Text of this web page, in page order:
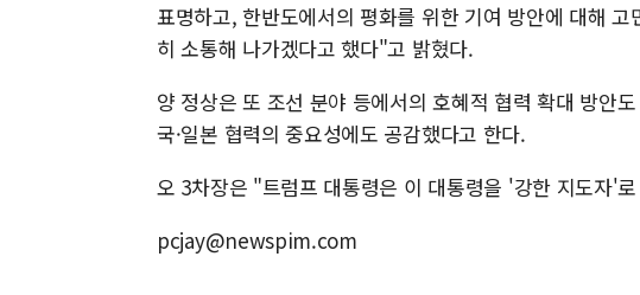
표명하고, 한반도에서의 평화를 위한 기여 방안에 대해
히 소통해 나가겠다고 했다"고 밝혔다.
양 정상은 또 조선 분야 등에서의 호혜적 협력 확대 방안
국·일본 협력의 중요성에도 공감했다고 한다.
오 3차장은 "트럼프 대통령은 이 대통령을 '강한 지도자'
pcjay@newspim.com